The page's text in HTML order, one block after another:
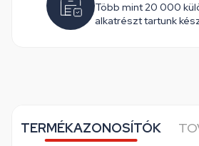
Több mint 20 000
alkatrészt tartunk
TERMÉKAZONOSÍTÓK